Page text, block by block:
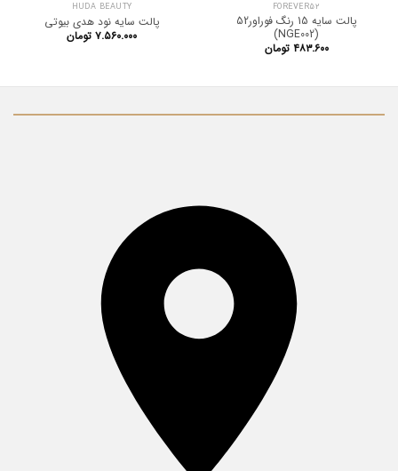
FOREVER52
پالت سایه 15 رنگ فوراور52
(NGE002)
۴۸۳.۶۰۰ تومان
HUDA BEAUTY
پالت سایه نود هدی بیوتی
۷.۵۶۰.۰۰۰ تومان